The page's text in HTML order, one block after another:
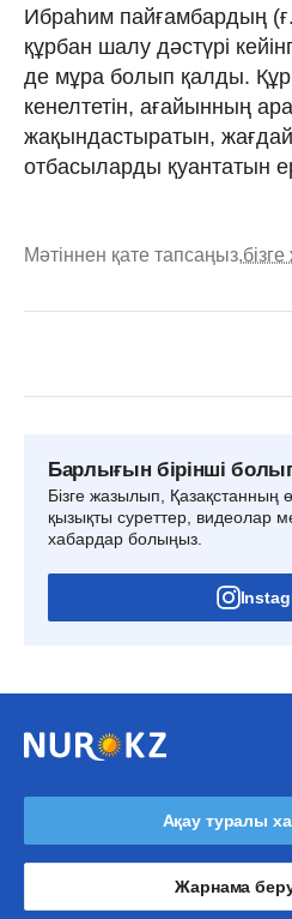
Ибраһим пайғамбардың
құрбан шалу дəстүрі
де мұра болып қалды.
кенелтетін, ағайынның
жақындастыратын,
отбасыларды қуантатын
Мәтіннен қате тапсаңыз,
Барлығын бірінші
Бізге жазылып, Қазақстанның
қызықты суреттер, видеолар
хабардар болыңыз.
Ақау туралы
Жарнама